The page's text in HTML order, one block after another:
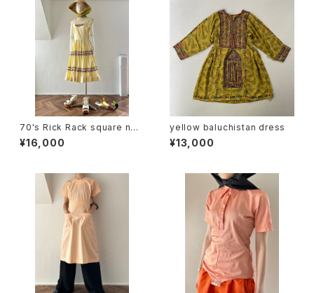
70's Rick Rack square nec
k sleeveless dress
¥16,000
yellow baluchistan dress
¥13,000